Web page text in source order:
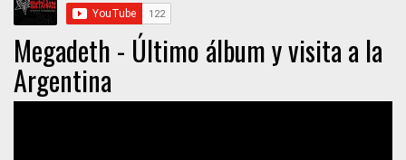
Megadeth - Último álbum y visita a la
Argentina